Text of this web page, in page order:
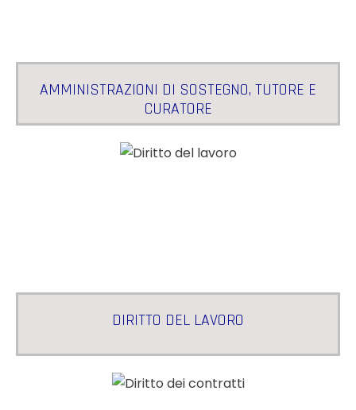
AMMINISTRAZIONI DI SOSTEGNO, TUTORE E
CURATORE
DIRITTO DEL LAVORO